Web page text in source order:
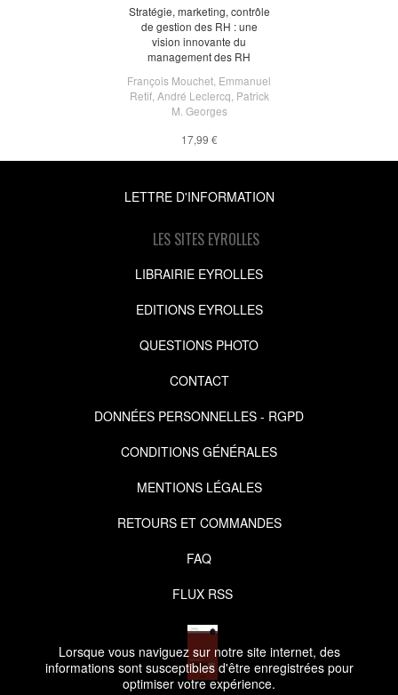
Lorsque vous naviguez sur notre site internet, des
informations sont susceptibles d'être enregistrées pour
optimiser votre expérience.
Stratégie, marketing, contrôle
de gestion des RH : une
vision innovante du
management des RH
François Mouchet Emmanuel
Retif, André Leclercq Patrick
M. Georges
17,99 €
LETTRE D'INFORMATION
LES SITES EYROLLES
LIBRAIRIE EYROLLES
EDITIONS EYROLLES
QUESTIONS PHOTO
CONTACT
DONNÉES PERSONNELLES - RGPD
CONDITIONS GÉNÉRALES
MENTIONS LÉGALES
RETOURS ET COMMANDES
FAQ
FLUX RSS